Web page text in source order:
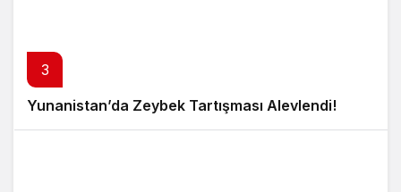
3
Yunanistan’da Zeybek Tartışması Alevlendi!